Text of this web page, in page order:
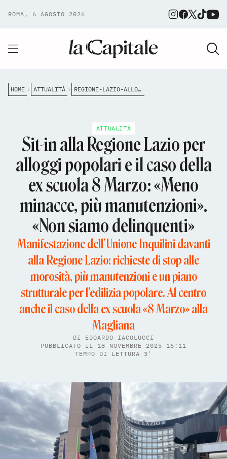
ROMA, 6 AGOSTO 2026
HOME ATTUALITÀ REGIONE-LAZIO-ALLOGGI-POPOLARI
ATTUALITÀ
Sit-in alla Regione Lazio per
alloggi popolari e il caso della
ex scuola 8 Marzo: «Meno
minacce, più manutenzioni».
«Non siamo delinquenti»
Manifestazione dell’Unione Inquilini davanti
alla Regione Lazio: richieste di stop alle
morosità, più manutenzioni e un piano
strutturale per l’edilizia popolare. Al centro
anche il caso della ex scuola «8 Marzo» alla
Magliana
DI EDOARDO IACOLUCCI
PUBBLICATO IL 18 NOVEMBRE 2025 16:11
TEMPO DI LETTURA 3'